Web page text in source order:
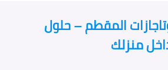
المقطم – حلول
منزلك